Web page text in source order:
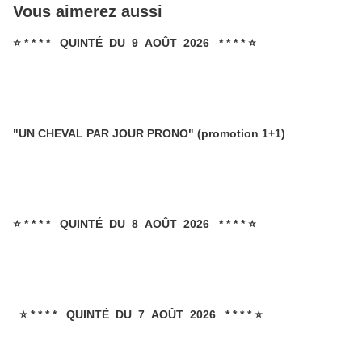
Vous aimerez aussi
⭐ * * * * QUINTÉ DU 9 AOÛT 2026 * * * * ⭐
"UN CHEVAL PAR JOUR PRONO" (promotion 1+1)
⭐ * * * * QUINTÉ DU 8 AOÛT 2026 * * * * ⭐
⭐ * * * * QUINTÉ DU 7 AOÛT 2026 * * * * ⭐